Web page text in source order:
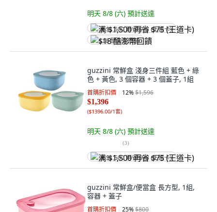
明天 8/8 (六) 預計送達
满 $1,500 再省 $75 (王道卡)
$18 酷澎幣回饋
guzzini 常鮮盒 淺身三件組 藍色 + 綠
色 + 黃色, 3 個容器 + 3 個蓋子, 1組
首購折扣價 12%$1,596
$1,396
($1396.00/1套)
明天 8/8 (六) 預計送達
(3)
满 $1,500 再省 $75 (王道卡)
guzzini 常鮮盒/便當盒 長方型, 1組,
容器 + 蓋子
首購折扣價 25%$800